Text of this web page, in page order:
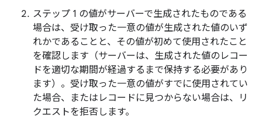
ステップ 1 の値がサーバーで生成されたものである
場合は、受け取った一意の値が生成された値のいず
れかであることと、その値が初めて使用されたこと
を確認します（サーバーは、生成された値のレコー
ドを適切な期間が経過するまで保持する必要があり
ます）。受け取った一意の値がすでに使用されてい
た場合、またはレコードに見つからない場合は、リ
クエストを拒否します。